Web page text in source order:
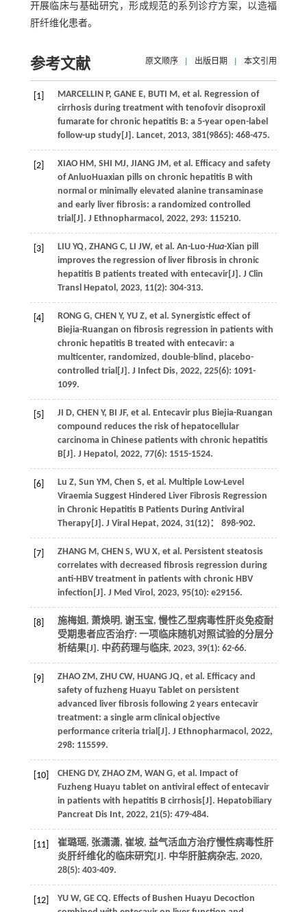
开展临床与基础研究，形成规范的系列诊疗方案，以造福
肝纤维化患者。
参考文献 原文顺序 出版日期 本文引用
[1] MARCELLIN P, GANE E, BUTI M, et al. Regression of
cirrhosis during treatment with tenofovir disoproxil
fumarate for chronic hepatitis B: a 5-year open-label
follow-up study[J]. Lancet, 2013, 381(9865): 468-475.
[2] XIAO HM, SHI MJ, JIANG JM, et al. Efficacy and safety
of AnluoHuaxian pills on chronic hepatitis B with
normal or minimally elevated alanine transaminase
and early liver fibrosis: a randomized controlled
trial[J]. J Ethnopharmacol , 2022, 293: 115210.
[3] LIU YQ, ZHANG C, LI JW, et al. An-Luo-Hua-Xian pill
improves the regression of liver fibrosis in chronic
hepatitis B patients treated with entecavir[J]. J Clin
Transl Hepatol , 2023, 11(2): 304-313.
[4] RONG G, CHEN Y, YU Z, et al. Synergistic effect of
Biejia-Ruangan on fibrosis regression in patients with
chronic hepatitis B treated with entecavir: a
multicenter, randomized, double-blind, placebo-
controlled trial[J]. J Infect Dis, 2022, 225(6): 1091-
1099.
[5] JI D, CHEN Y, BI JF, et al. Entecavir plus Biejia-Ruangan
compound reduces the risk of hepatocellular
carcinoma in Chinese patients with chronic hepatitis
B[J]. J Hepatol , 2022, 77(6): 1515-1524.
[6] Lu Z, Sun YM, Chen S, et al. Multiple Low-Level
Viraemia Suggest Hindered Liver Fibrosis Regression
in Chronic Hepatitis B Patients During Antiviral
Therapy[J]. J Viral Hepat, 2024, 31(12)： 898-902.
[7] ZHANG M, CHEN S, WU X, et al. Persistent steatosis
correlates with decreased fibrosis regression during
anti-HBV treatment in patients with chronic HBV
infection[J]. J Med Virol , 2023, 95(10): e29156.
[8]
施梅姐, 萧焕明, 谢玉宝, 慢性乙型病毒性肝炎免疫耐
受期患者应否治疗: 一项临床随机对照试验的分层分
析结果[J]. 中药药理与临床, 2023, 39(1): 62-66.
[9] ZHAO ZM, ZHU CW, HUANG JQ, et al. Efficacy and
safety of fuzheng Huayu Tablet on persistent
advanced liver fibrosis following 2 years entecavir
treatment: a single arm clinical objective
performance criteria trial[J]. J Ethnopharmacol , 2022,
298: 115599.
[10] CHENG DY, ZHAO ZM, WAN G, et al. Impact of
Fuzheng Huayu tablet on antiviral effect of entecavir
in patients with hepatitis B cirrhosis[J]. Hepatobiliary
Pancreat Dis Int, 2022, 21(5): 479-484.
[11]
崔璐瑶, 张潇潇, 崔坡, 益气活血方治疗慢性病毒性肝
炎肝纤维化的临床研究[J]. 中华肝脏病杂志, 2020,
28(5): 403-409.
[12] YU W, GE CQ. Effects of Bushen Huayu Decoction